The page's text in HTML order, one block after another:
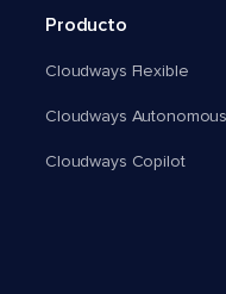
Producto
Cloudways Flexible
Cloudways Autonomous
Cloudways Copilot